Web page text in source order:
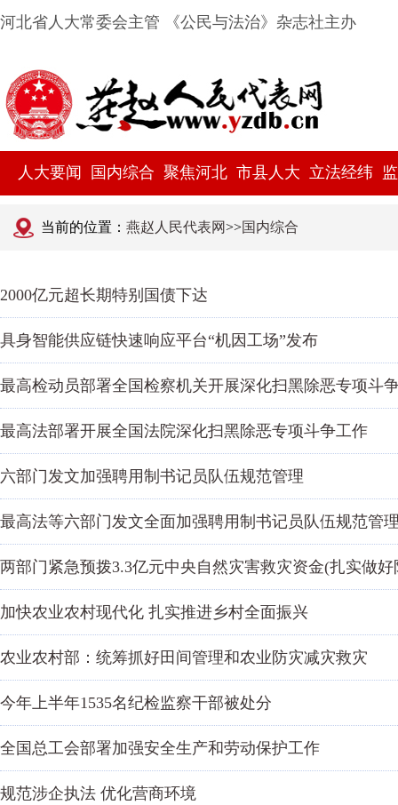
河北省人大常委会主管 《公民与法治》杂志社主办
人大要闻 国内综合 聚焦河北 市县人大 立法经纬
当前的位置： 燕赵人民代表网>>国内综合
2000亿元超长期特别国债下达
具身智能供应链快速响应平台“机因工场”发布
最高检动员部署全国检察机关开展深化扫黑除恶专项斗
最高法部署开展全国法院深化扫黑除恶专项斗争工作
六部门发文加强聘用制书记员队伍规范管理
最高法等六部门发文全面加强聘用制书记员队伍规范管
两部门紧急预拨3.3亿元中央自然灾害救灾资金(扎实做
加快农业农村现代化 扎实推进乡村全面振兴
农业农村部：统筹抓好田间管理和农业防灾减灾救灾
今年上半年1535名纪检监察干部被处分
全国总工会部署加强安全生产和劳动保护工作
规范涉企执法 优化营商环境